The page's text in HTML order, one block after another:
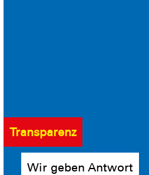
Transparenz
Wir geben Antwort